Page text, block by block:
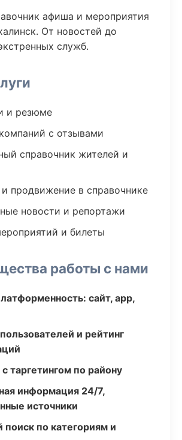
афиша и мероприятия
От новостей до
служб.
и резюме
с отзывами
справочник жителей и
продвижение в справочнике
новости и репортажи
и билеты
работы с нами
сайт, app,
и рейтинг
таргетингом по району
информация 24/7,
источники
по категориям и